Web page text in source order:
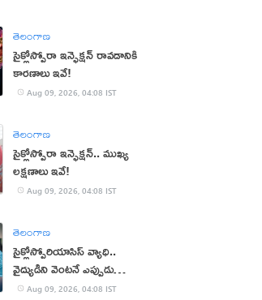
తెలంగాణ
సైక్లోస్పోరా ఇన్ఫెక్షన్ రావడానికి
కారణాలు ఇవే!
Aug 09, 2026, 04:08 IST
తెలంగాణ
సైక్లోస్పోరా ఇన్ఫెక్షన్.. ముఖ్య
లక్షణాలు ఇవే!
Aug 09, 2026, 04:08 IST
తెలంగాణ
సైక్లోస్పోరియాసిస్ వ్యాధి..
వైద్యుడిని వెంటనే ఎప్పుడు
సంప్రదించాలంటే?
Aug 09, 2026, 04:08 IST